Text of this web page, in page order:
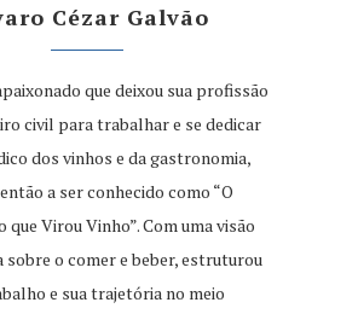
Cézar Galvão
que deixou sua profissão
civil para trabalhar e se dedicar
dos vinhos e da gastronomia,
a ser conhecido como “O
que Virou Vinho”. Com uma visão
sobre o comer e beber, estruturou
e sua trajetória no meio